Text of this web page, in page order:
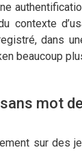
dans
beaucoup
mot
sur